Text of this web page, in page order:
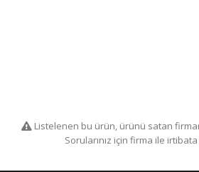
Listelenen bu ürün, ürünü satan
Sorularınız için firma ile